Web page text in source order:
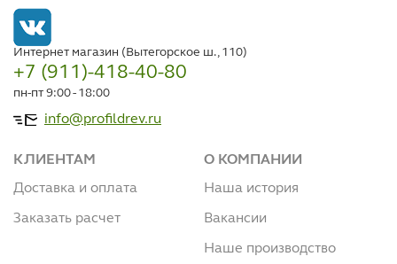
Интернет магазин (Вытегорское ш., 110)
+7 (911)-418-40-80
пн-пт 9:00 - 18:00
info@profildrev.ru
КЛИЕНТАМ
Доставка и оплата
Заказать расчет
О КОМПАНИИ
Наша история
Вакансии
Наше производство